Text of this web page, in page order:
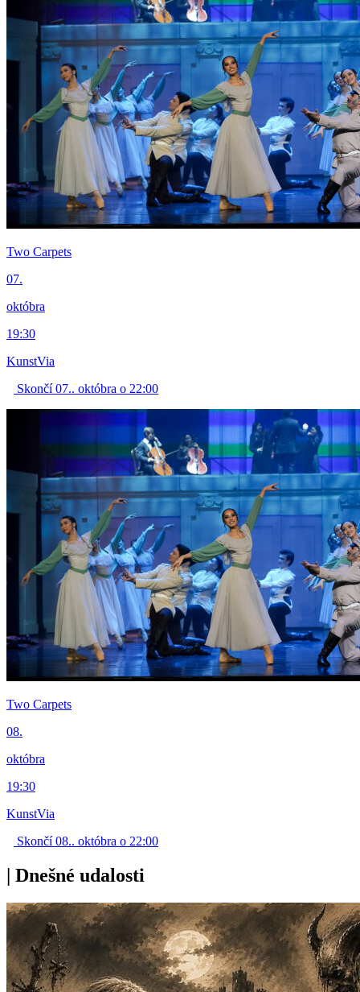
Two Carpets
07.
októbra
19:30
KunstVia
Skončí 07.. októbra o 22:00
Two Carpets
08.
októbra
19:30
KunstVia
Skončí 08.. októbra o 22:00
| Dnešné udalosti